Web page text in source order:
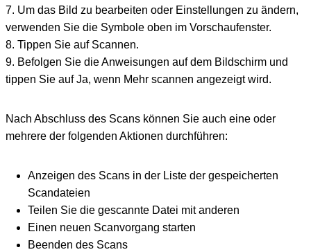
7. Um das Bild zu bearbeiten oder Einstellungen zu ändern,
verwenden Sie die Symbole oben im Vorschaufenster.
8. Tippen Sie auf Scannen.
9. Befolgen Sie die Anweisungen auf dem Bildschirm und
tippen Sie auf Ja, wenn Mehr scannen angezeigt wird.
Nach Abschluss des Scans können Sie auch eine oder
mehrere der folgenden Aktionen durchführen:
Anzeigen des Scans in der Liste der gespeicherten
Scandateien
Teilen Sie die gescannte Datei mit anderen
Einen neuen Scanvorgang starten
Beenden des Scans